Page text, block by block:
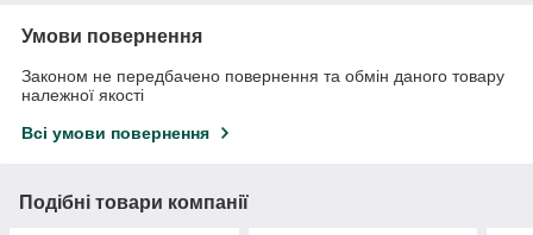
Умови повернення
Законом не передбачено повернення та обмін даного товару
належної якості
Всі умови повернення
Подібні товари компанії